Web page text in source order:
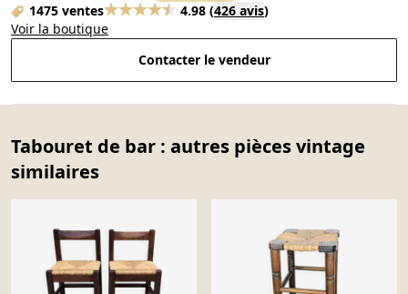
1475 ventes
4.98 (426 avis)
Voir la boutique
Contacter le vendeur
Tabouret de bar : autres pièces vintage
similaires